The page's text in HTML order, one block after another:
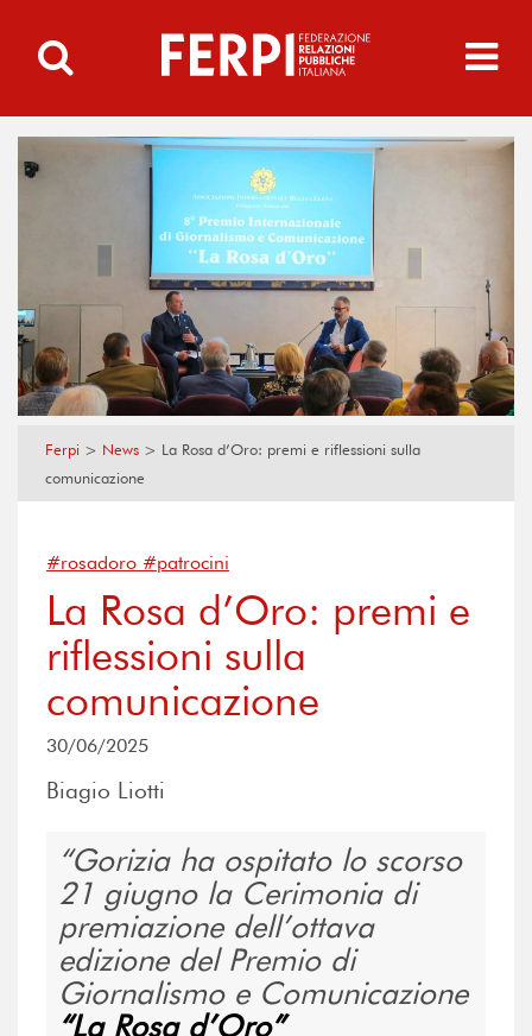
Ferpi > News > La Rosa d’Oro: premi e riflessioni sulla
comunicazione
#rosadoro #patrocini
La Rosa d’Oro: premi e
riflessioni sulla
comunicazione
30/06/2025
Biagio Liotti
Gorizia ha ospitato lo scorso
21 giugno la Cerimonia di
premiazione dell’ottava
edizione del Premio di
Giornalismo e Comunicazione
“La Rosa d’Oro”